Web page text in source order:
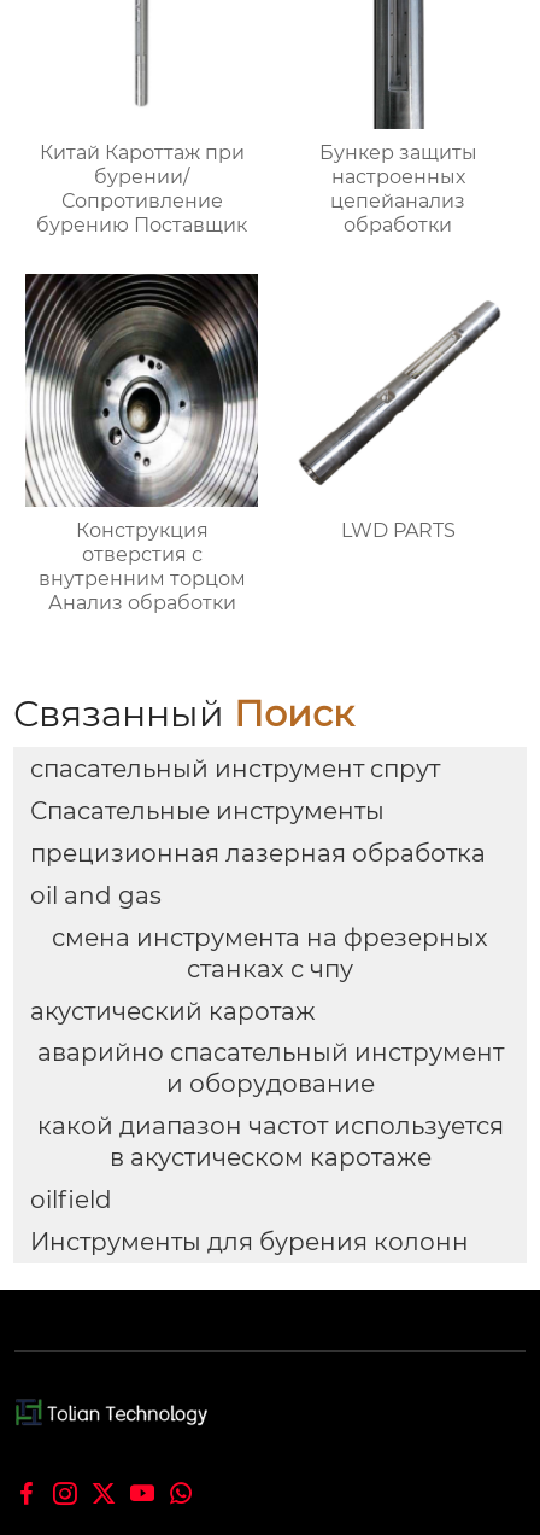
Китай Кароттаж при
бурении/
Сопротивление
бурению Поставщик
Бункер защиты
настроенных
цепейанализ
обработки
Конструкция
отверстия с
внутренним торцом
Анализ обработки
LWD PARTS
Связанный Поиск
спасательный инструмент спрут
Спасательные инструменты
прецизионная лазерная обработка
oil and gas
смена инструмента на фрезерных
станках с чпу
акустический каротаж
аварийно спасательный инструмент
и оборудование
какой диапазон частот используется
в акустическом каротаже
oilfield
Инструменты для бурения колонн
    